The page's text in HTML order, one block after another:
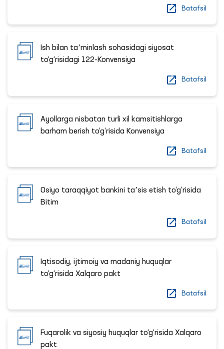
Batafsil
Ish bilan taʼminlash sohasidagi siyosat
to‘g‘risidagi 122-Konvensiya
Batafsil
Ayollarga nisbatan turli xil kamsitishlarga
barham berish to‘g‘risida Konvensiya
Batafsil
Osiyo taraqqiyot bankini taʼsis etish to‘g‘risida
Bitim
Batafsil
Iqtisodiy, ijtimoiy va madaniy huquqlar
to‘g‘risida Xalqaro pakt
Batafsil
Fuqarolik va siyosiy huquqlar to‘g‘risida Xalqaro
pakt